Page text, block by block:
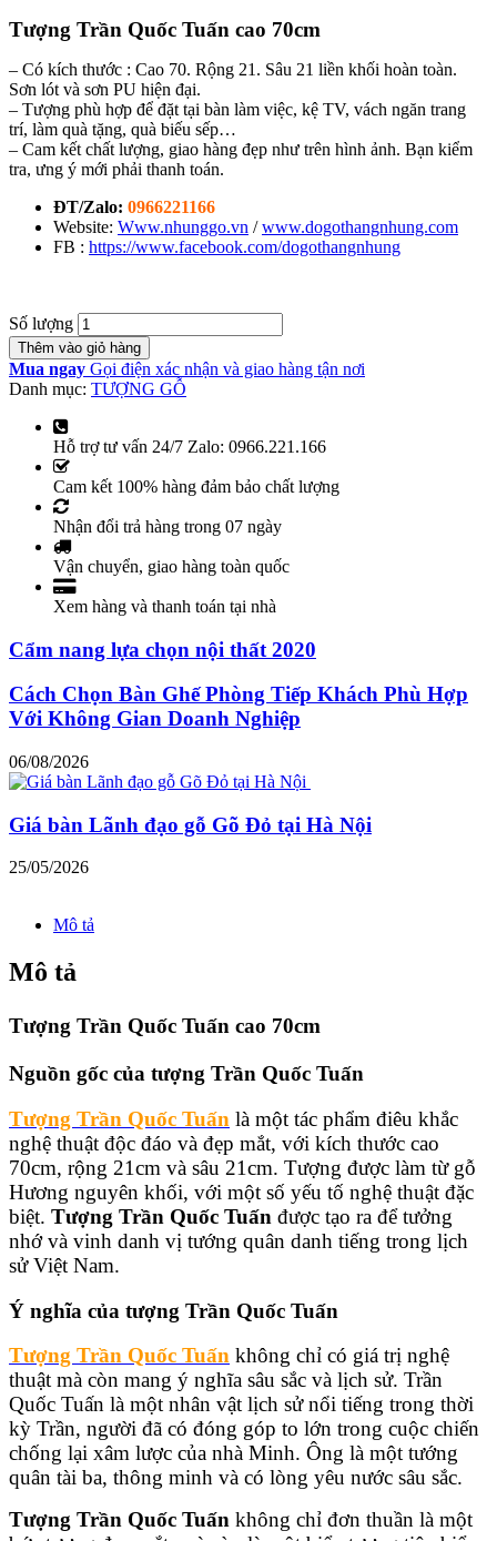
Tượng Trần Quốc Tuấn cao 70cm
– Có kích thước : Cao 70. Rộng 21. Sâu 21 liền khối hoàn toàn.
Sơn lót và sơn PU hiện đại.
– Tượng phù hợp để đặt tại bàn làm việc, kệ TV, vách ngăn trang
trí, làm quà tặng, quà biếu sếp…
– Cam kết chất lượng, giao hàng đẹp như trên hình ảnh. Bạn kiểm
tra, ưng ý mới phải thanh toán.
ĐT/Zalo: 0966221166
Website: Www.nhunggo.vn /www.dogothangnhung.com
FB : https://www.facebook.com/dogothangnhung
Số lượng
Thêm vào giỏ hàng
Mua ngay Gọi điện xác nhận và giao hàng tận nơi
Danh mục: TƯỢNG GỖ
Hỗ trợ tư vấn 24/7 Zalo: 0966.221.166
Cam kết 100% hàng đảm bảo chất lượng
Nhận đổi trả hàng trong 07 ngày
Vận chuyển, giao hàng toàn quốc
Xem hàng và thanh toán tại nhà
Cẩm nang lựa chọn nội thất 2020
Cách Chọn Bàn Ghế Phòng Tiếp Khách Phù Hợp
Với Không Gian Doanh Nghiệp
06/08/2026
Giá bàn Lãnh đạo gỗ Gõ Đỏ tại Hà Nội
25/05/2026
Mô tả
Mô tả
Tượng Trần Quốc Tuấn cao 70cm
Nguồn gốc của tượng Trần Quốc Tuấn
Tượng Trần Quốc Tuấn là một tác phẩm điêu khắc
nghệ thuật độc đáo và đẹp mắt, với kích thước cao
70cm, rộng 21cm và sâu 21cm. Tượng được làm từ gỗ
Hương nguyên khối, với một số yếu tố nghệ thuật đặc
biệt. Tượng Trần Quốc Tuấn được tạo ra để tưởng
nhớ và vinh danh vị tướng quân danh tiếng trong lịch
sử Việt Nam.
Ý nghĩa của tượng Trần Quốc Tuấn
Tượng Trần Quốc Tuấn không chỉ có giá trị nghệ
thuật mà còn mang ý nghĩa sâu sắc và lịch sử. Trần
Quốc Tuấn là một nhân vật lịch sử nổi tiếng trong thời
kỳ Trần, người đã có đóng góp to lớn trong cuộc chiến
chống lại xâm lược của nhà Minh. Ông là một tướng
quân tài ba, thông minh và có lòng yêu nước sâu sắc.
Tượng Trần Quốc Tuấn không chỉ đơn thuần là một